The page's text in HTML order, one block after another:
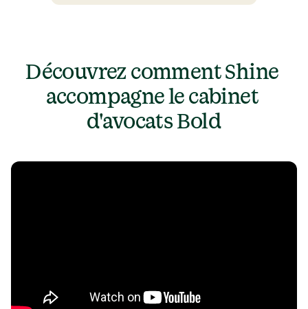
Découvrez comment Shine
accompagne le cabinet
d'avocats Bold